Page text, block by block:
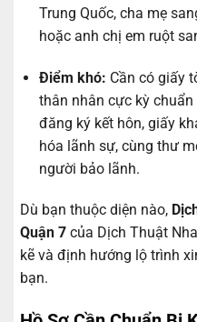
Trung Quốc, cha mẹ
hoặc anh chị em ruột
Điểm khó: Cần có giấy
thân nhân cực kỳ
đăng ký kết hôn, giấy
hóa lãnh sự, cùng thư
người bảo lãnh.
Dù bạn thuộc diện nào,
Quận 7 của Dịch Thuật
kẽ và định hướng lộ trình
bạn.